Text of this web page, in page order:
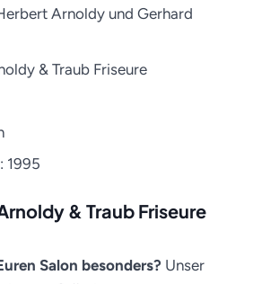
Arnoldy und Gerhard
& Traub Friseure
1995
& Traub Friseure
Salon besonders? Unser